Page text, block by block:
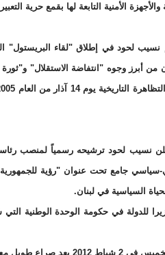
الأمنية التابعة لها بقمع حرية
2004، ساهم نسيب لحود في إطلاق "لقاء
سياسي جامع تحت عنوان "رؤية
السياسية في لبنان.
عين وزيرا للدولة في حكومة الوحدة
صراع طويل مع المرض.